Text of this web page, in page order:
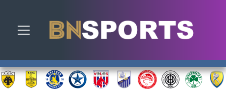
Toggle navigation